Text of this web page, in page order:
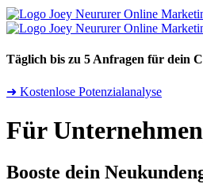
Täglich bis zu 5 Anfragen für dein
➜ Kostenlose Potenzialanalyse
Für
Booste dein